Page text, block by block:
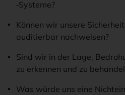
‑Systeme?
Können wir unsere
auditierbar nachweisen?
Sind wir in der Lage,
zu erkennen und zu
Was würde uns eine